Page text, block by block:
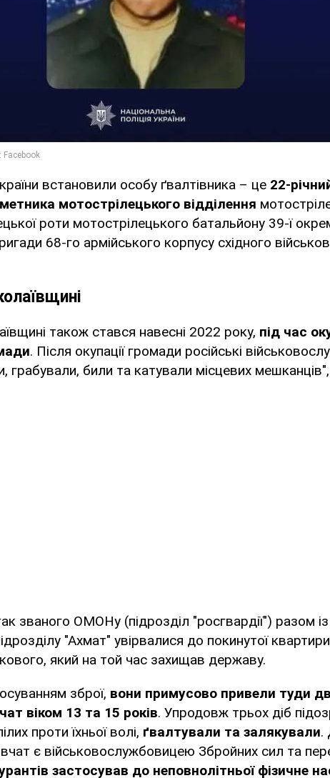
встановили особу ґвалтівника – це 22-
мотострілецького відділення
роти мотострілецького батальйону 39-ї
68-го армійського корпусу східного
також стався навесні 2022 року, під час
. Після окупації громади російські
грабували, били та катували місцевих
званого ОМОНу (підрозділ "росгвардії") разом
"Ахмат" увірвалися до покинутої квартири
який на той час захищав державу.
зброї, вони примусово привели туди
віком 13 та 15 років. Упродовж трьох діб
проти їхньої волі, ґвалтували та залякували.
є військовослужбовицею Збройних сил та
застосував до неповнолітньої фізичне